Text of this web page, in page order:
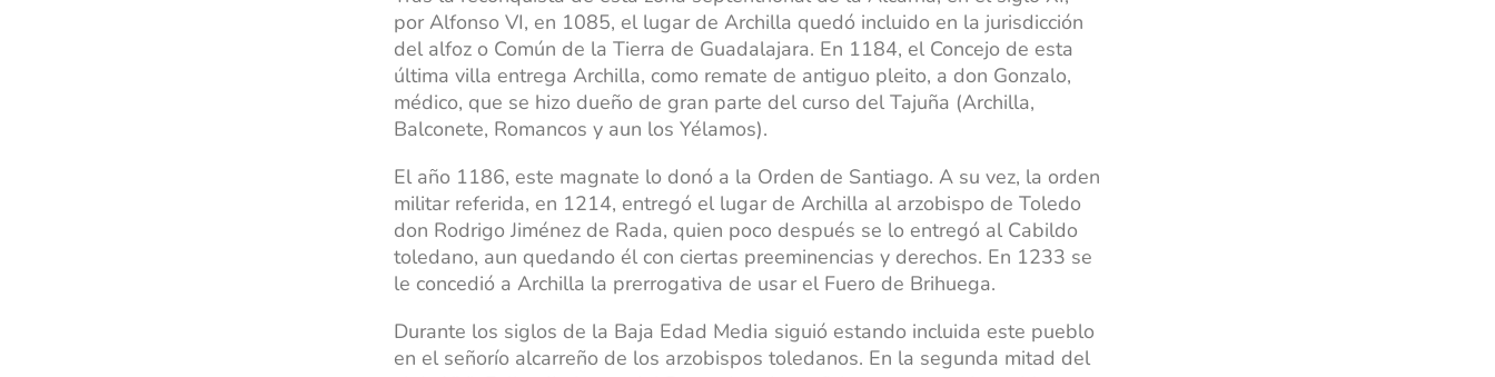
por Alfonso VI, en 1085, el lugar de Archilla quedó incluido en la jurisdicción
del alfoz o Común de la Tierra de Guadalajara. En 1184, el Concejo de esta
última villa entrega Archilla, como remate de antiguo pleito, a don Gonzalo,
médico, que se hizo dueño de gran parte del curso del Tajuña (Archilla,
Balconete, Romancos y aun los Yélamos).
El año 1186, este magnate lo donó a la Orden de Santiago. A su vez, la orden
militar referida, en 1214, entregó el lugar de Archilla al arzobispo de Toledo
don Rodrigo Jiménez de Rada, quien poco después se lo entregó al Cabildo
toledano, aun quedando él con ciertas preeminencias y derechos. En 1233 se
le concedió a Archilla la prerrogativa de usar el Fuero de Brihuega.
Durante los siglos de la Baja Edad Media siguió estando incluida este pueblo
en el señorío alcarreño de los arzobispos toledanos. En la segunda mitad del